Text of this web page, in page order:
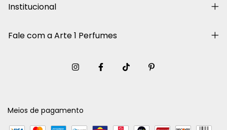
Institucional
Fale com a Arte 1 Perfumes
Meios de pagamento